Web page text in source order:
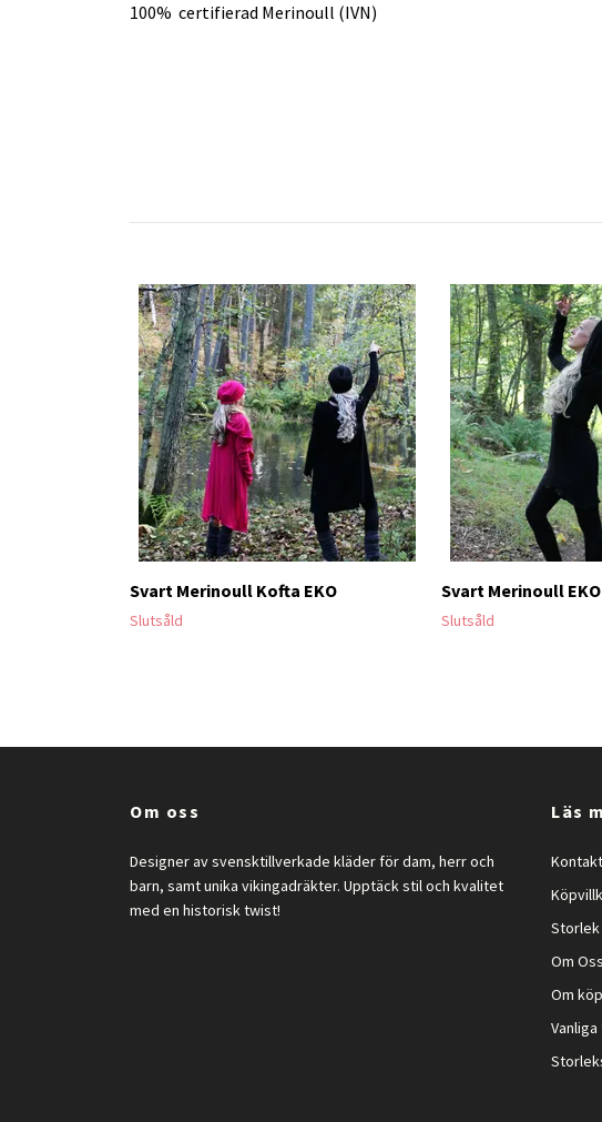
100% certifierad Merinoull (IVN)
Svart Merinoull Kofta EKO
Slutsåld
Svart Merinoull
Slutsåld
Om oss
Designer av svensktillverkade kläder för dam, herr och
barn, samt unika vikingadräkter. Upptäck stil och kvalitet
med en historisk twist!
Läs
Kontakt
Storlek
Om Oss
Om